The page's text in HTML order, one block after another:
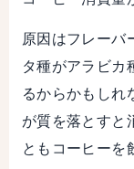
原因はフレーバ
タ種がアラビカ
るからかもしれ
が質を落とすと
ともコーヒーを